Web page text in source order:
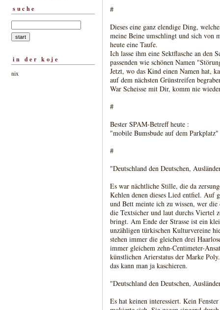
suche
in der koje
nix
#
Dieses eine ganz elendige Ding,
meine Beine umschlingt und sich von
heute eine Taufe.
Ich lasse ihm eine Sektflasche an den
passenden wie schönen Namen
Jetzt, wo das Kind einen Namen hat,
auf dem nächsten Grünstreifen
War Scheisse mit Dir, komm nie
#
Bester SPAM-Betreff heute :
"mobile Bumsbude auf dem
#
"Deutschland den Deutschen,
Es war nächtliche Stille, die da
Kehlen denen dieses Lied entfiel. Auf
und Bett meinte ich zu wissen, wer
die Textsicher und laut durchs Viertel
bringt. Am Ende der Strasse ist ein
unzähligen türkischen Kulturvereine
stehen immer die gleichen drei
immer gleichem zehn-Centimeter-
künstlichen Arierstatus der Marke
das kann man ja kaschieren.
"Deutschland den Deutschen,
Es hat keinen interessiert. Kein